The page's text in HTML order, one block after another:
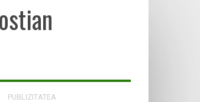
PUBLIZITATEA